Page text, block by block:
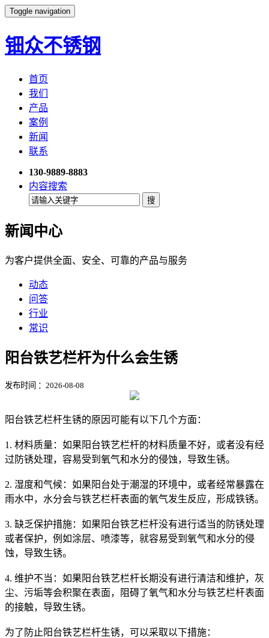
Toggle navigation
钿众不锈钢
首页
我们
产品
案例
新闻
联系
130-9889-8883
内容搜索
新闻中心
为客户提供全面、安全、可靠的产品与服务
动态
问答
行业
常识
阳台铁艺栏杆为什么会生锈
发布时间 ：2026-08-08
阳台铁艺栏杆生锈的原因可能有以下几个方面：
1. 材料质量：如果阳台铁艺栏杆的材料质量不好，或者没有经
过防锈处理，容易受到氧气和水分的侵蚀，导致生锈。
2. 湿度和气候：如果阳台处于潮湿的环境中，或者经常暴露在
雨水中，水分会与铁艺栏杆表面的氧气发生反应，形成铁锈。
3. 缺乏保护措施：如果阳台铁艺栏杆没有进行适当的防锈处理
或者保护，例如涂层、喷漆等，就容易受到氧气和水分的侵
蚀，导致生锈。
4. 维护不当：如果阳台铁艺栏杆长期没有进行清洁和维护，灰
尘、污垢等会积聚在表面，阻碍了氧气和水分与铁艺栏杆表面
的接触，导致生锈。
为了防止阳台铁艺栏杆生锈，可以采取以下措施：